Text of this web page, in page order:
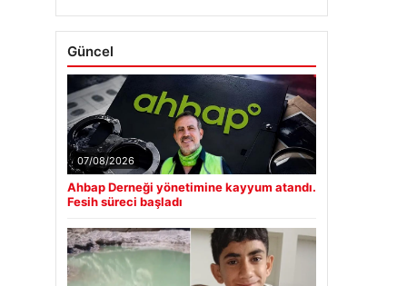
Güncel
07/08/2026
Ahbap Derneği yönetimine kayyum atandı.
Fesih süreci başladı